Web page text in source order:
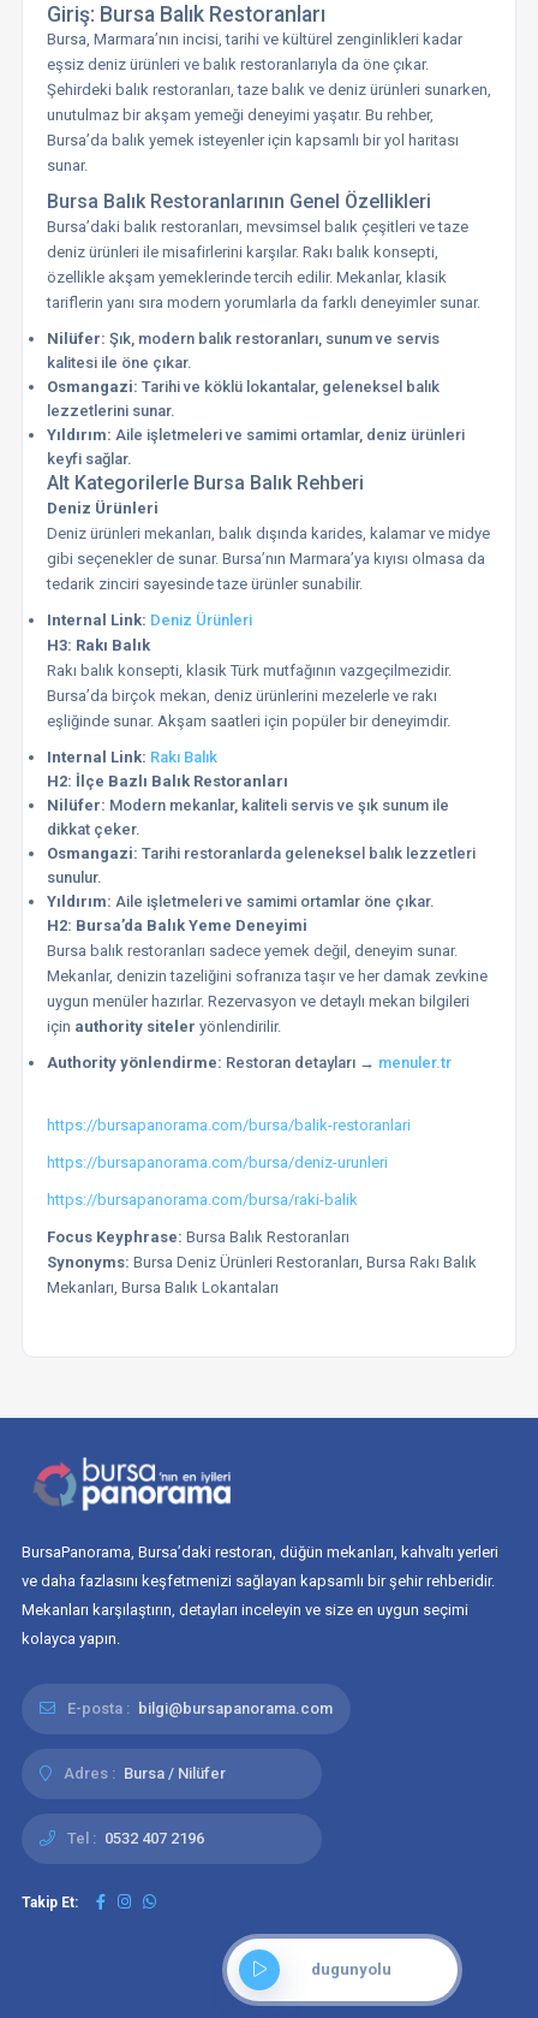
Giriş: Bursa Balık Restoranları
Bursa, Marmara’nın incisi, tarihi ve kültürel zenginlikleri kadar
eşsiz deniz ürünleri ve balık restoranlarıyla da öne çıkar.
Şehirdeki balık restoranları, taze balık ve deniz ürünleri sunarken,
unutulmaz bir akşam yemeği deneyimi yaşatır. Bu rehber,
Bursa’da balık yemek isteyenler için kapsamlı bir yol haritası
sunar.
Bursa Balık Restoranlarının Genel Özellikleri
Bursa’daki balık restoranları, mevsimsel balık çeşitleri ve taze
deniz ürünleri ile misafirlerini karşılar. Rakı balık konsepti,
özellikle akşam yemeklerinde tercih edilir. Mekanlar, klasik
tariflerin yanı sıra modern yorumlarla da farklı deneyimler sunar.
Nilüfer: Şık, modern balık restoranları, sunum ve servis
kalitesi ile öne çıkar.
Osmangazi: Tarihi ve köklü lokantalar, geleneksel balık
lezzetlerini sunar.
Yıldırım: Aile işletmeleri ve samimi ortamlar, deniz ürünleri
keyfi sağlar.
Alt Kategorilerle Bursa Balık Rehberi
Deniz Ürünleri
Deniz ürünleri mekanları, balık dışında karides, kalamar ve midye
gibi seçenekler de sunar. Bursa’nın Marmara’ya kıyısı olmasa da
tedarik zinciri sayesinde taze ürünler sunabilir.
Internal Link: Deniz Ürünleri
H3: Rakı Balık
Rakı balık konsepti, klasik Türk mutfağının vazgeçilmezidir.
Bursa’da birçok mekan, deniz ürünlerini mezelerle ve rakı
eşliğinde sunar. Akşam saatleri için popüler bir deneyimdir.
Internal Link: Rakı Balık
H2: İlçe Bazlı Balık Restoranları
Nilüfer: Modern mekanlar, kaliteli servis ve şık sunum ile
dikkat çeker.
Osmangazi: Tarihi restoranlarda geleneksel balık lezzetleri
sunulur.
Yıldırım: Aile işletmeleri ve samimi ortamlar öne çıkar.
H2: Bursa’da Balık Yeme Deneyimi
Bursa balık restoranları sadece yemek değil, deneyim sunar.
Mekanlar, denizin tazeliğini sofranıza taşır ve her damak zevkine
uygun menüler hazırlar. Rezervasyon ve detaylı mekan bilgileri
için authority siteler yönlendirilir.
Authority yönlendirme: Restoran detayları → menuler.tr
https://bursapanorama.com/bursa/balik-restoranlari
https://bursapanorama.com/bursa/deniz-urunleri
https://bursapanorama.com/bursa/raki-balik
Focus Keyphrase: Bursa Balık Restoranları
Synonyms: Bursa Deniz Ürünleri Restoranları, Bursa Rakı Balık
Mekanları, Bursa Balık Lokantaları
BursaPanorama, Bursa’daki restoran, düğün mekanları, kahvaltı yerleri
ve daha fazlasını keşfetmenizi sağlayan kapsamlı bir şehir rehberidir.
Mekanları karşılaştırın, detayları inceleyin ve size en uygun seçimi
kolayca yapın.
E-posta : bilgi@bursapanorama.com
Adres : Bursa / Nilüfer
Tel : 0532 407 2196
Takip Et:
dugunyolu